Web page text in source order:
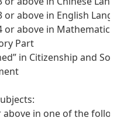
or above in English
or above in Mathematics
Part
in Citizenship and
above in one of the